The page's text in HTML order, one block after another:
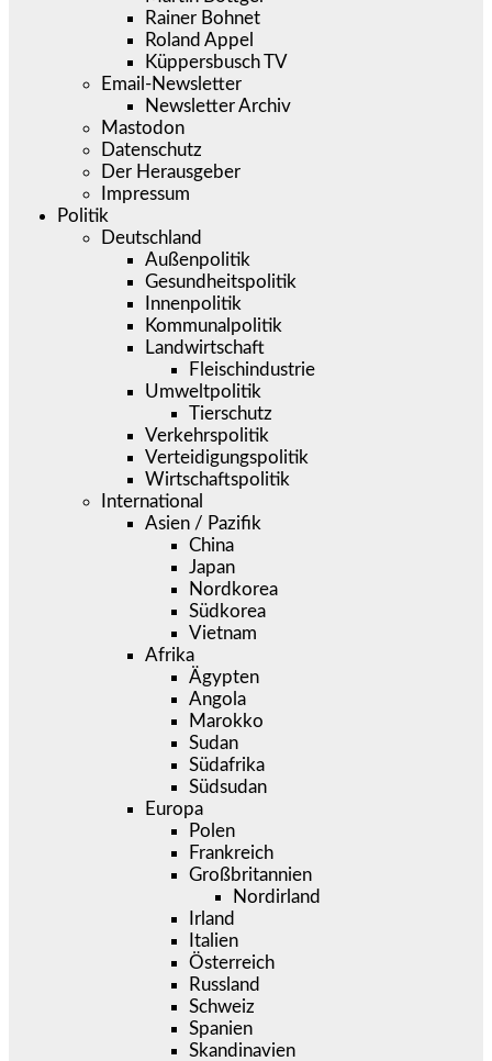
Rainer Bohnet
Roland Appel
Küppersbusch TV
Email-Newsletter
Newsletter Archiv
Mastodon
Datenschutz
Der Herausgeber
Impressum
Politik
Deutschland
Außenpolitik
Gesundheitspolitik
Innenpolitik
Kommunalpolitik
Landwirtschaft
Fleischindustrie
Umweltpolitik
Tierschutz
Verkehrspolitik
Verteidigungspolitik
Wirtschaftspolitik
International
Asien / Pazifik
China
Japan
Nordkorea
Südkorea
Vietnam
Afrika
Ägypten
Angola
Marokko
Sudan
Südafrika
Südsudan
Europa
Polen
Frankreich
Großbritannien
Nordirland
Irland
Italien
Österreich
Russland
Schweiz
Spanien
Skandinavien